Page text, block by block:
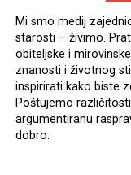
Mi smo medij
starosti – živimo.
obiteljske i
znanosti i životnog
inspirirati kako biste
Poštujemo
argumentiranu
dobro.